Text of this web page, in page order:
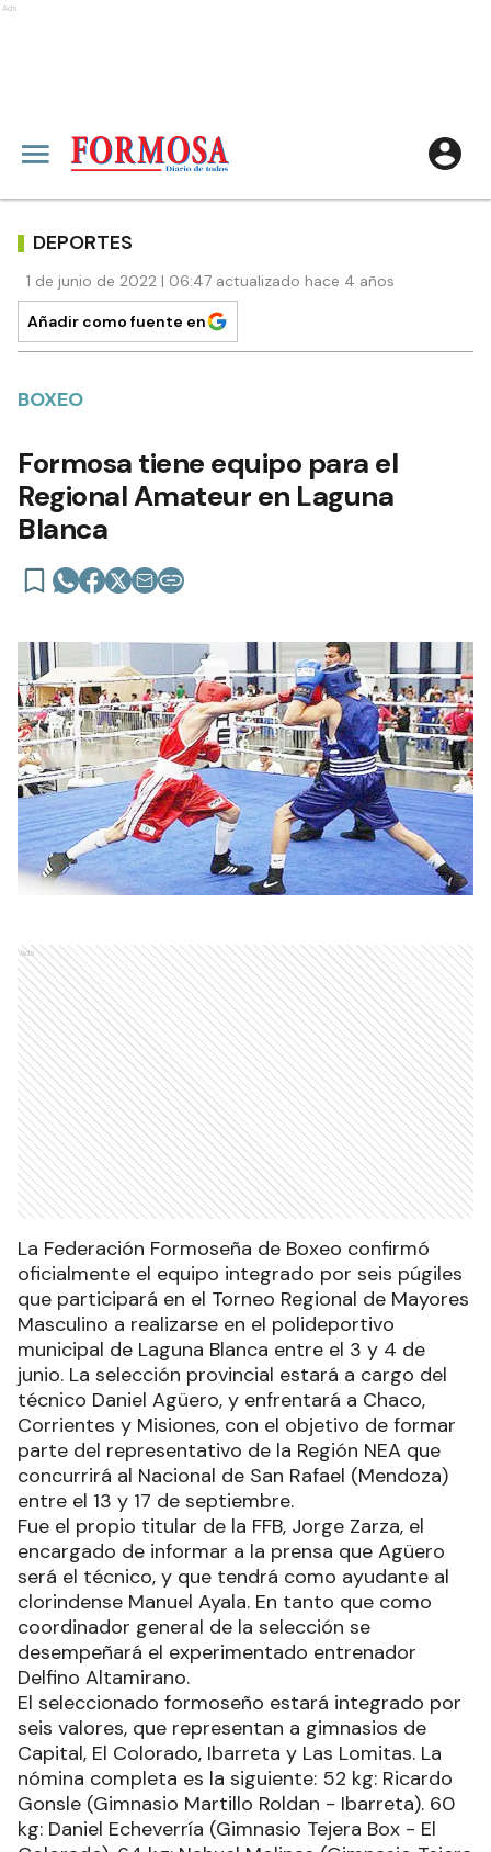
Ads
DEPORTES
1 de junio de 2022 | 06:47 actualizado hace 4 años
Añadir como fuente en
BOXEO
Formosa tiene equipo para el
Regional Amateur en Laguna
Blanca
Ads
La Federación Formoseña de Boxeo confirmó
oficialmente el equipo integrado por seis púgiles
que participará en el Torneo Regional de Mayores
Masculino a realizarse en el polideportivo
municipal de Laguna Blanca entre el 3 y 4 de
junio. La selección provincial estará a cargo del
técnico Daniel Agüero, y enfrentará a Chaco,
Corrientes y Misiones, con el objetivo de formar
parte del representativo de la Región NEA que
concurrirá al Nacional de San Rafael (Mendoza)
entre el 13 y 17 de septiembre.
Fue el propio titular de la FFB, Jorge Zarza, el
encargado de informar a la prensa que Agüero
será el técnico, y que tendrá como ayudante al
clorindense Manuel Ayala. En tanto que como
coordinador general de la selección se
desempeñará el experimentado entrenador
Delfino Altamirano.
El seleccionado formoseño estará integrado por
seis valores, que representan a gimnasios de
Capital, El Colorado, Ibarreta y Las Lomitas. La
nómina completa es la siguiente: 52 kg: Ricardo
Gonsle (Gimnasio Martillo Roldan - Ibarreta). 60
kg: Daniel Echeverría (Gimnasio Tejera Box - El